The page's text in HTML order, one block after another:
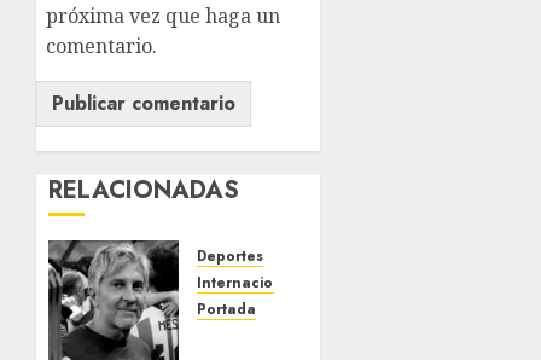
próxima vez que haga un
comentario.
RELACIONADAS
Deportes
Internacional
Portada